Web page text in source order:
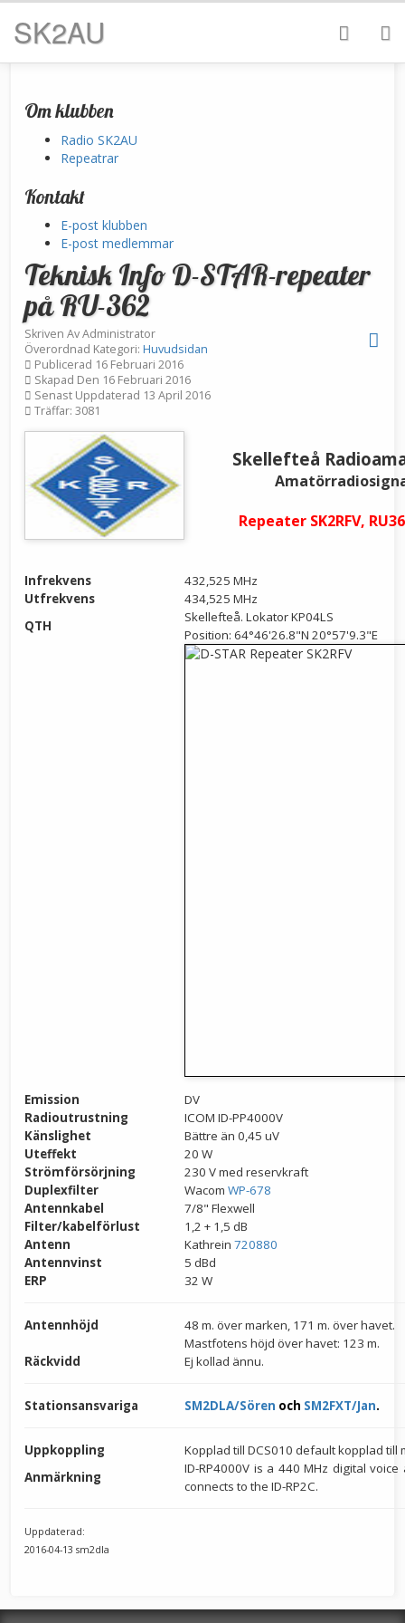
SK2AU
Om klubben
Radio SK2AU
Repeatrar
Kontakt
E-post klubben
E-post medlemmar
Teknisk Info D-STAR-repeater
på RU-362
Skriven AvAdministrator
Överordnad Kategori: Huvudsidan
Publicerad 16 Februari 2016
Skapad Den 16 Februari 2016
Senast Uppdaterad 13 April 2016
Träffar: 3081
Skellefteå
Repeater SK2RFV,
Infrekvens
432,525 MHz
Utfrekvens
434,525 MHz
QTH
Skellefteå. Lokator KP04LS
Position: 64°46'26.8"N 20°57'9.3"E
Emission
DV
Radioutrustning
ICOM ID-PP4000V
Känslighet
Bättre än 0,45 uV
Uteffekt
20 W
Strömförsörjning
230 V med reservkraft
Duplexfilter
Wacom WP-678
Antennkabel
7/8" Flexwell
Filter/kabelförlust
1,2 + 1,5 dB
Antenn
Kathrein 720880
Antennvinst
5 dBd
ERP
32 W
Antennhöjd
48 m. över marken, 171 m. över havet.
Mastfotens höjd över havet: 123 m.
Räckvidd
Ej kollad ännu.
Stationsansvariga SM2DLA/Sören och SM2FXT/Jan.
Uppkoppling
Kopplad till DCS010 default kopplad till
Anmärkning
ID-RP4000V is a 440 MHz digital
connects to the ID-RP2C.
Uppdaterad:
2016-04-13 sm2dla